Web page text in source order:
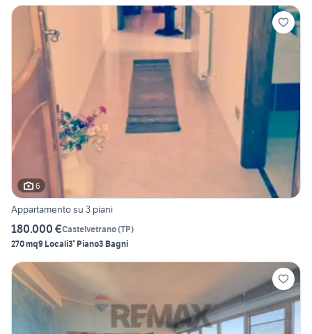
6
Appartamento su 3 piani
180.000 €Castelvetrano(TP)
270 mq9 Locali3° Piano3 Bagni